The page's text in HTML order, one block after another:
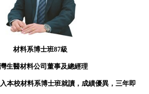
材料系博士班87級
生醫材料公司董事及總經理
本校材料系博士班就讀，成績優異，三年即